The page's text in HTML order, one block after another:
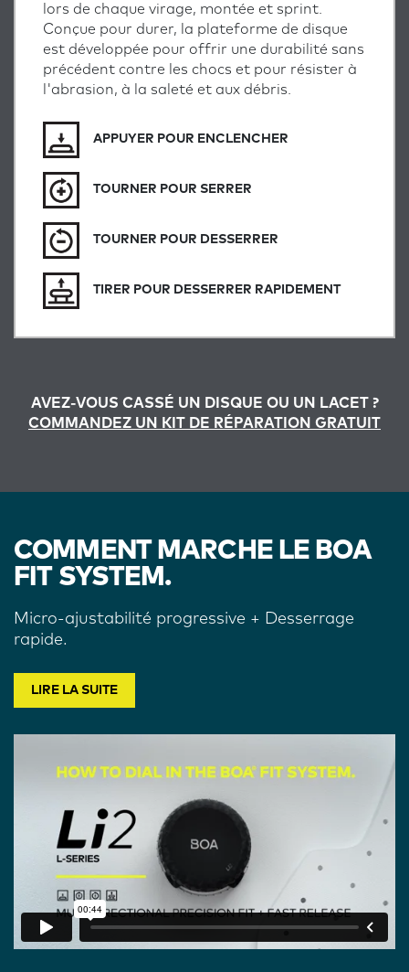
lors de chaque virage, montée et sprint.
Conçue pour durer, la plateforme de disque
est développée pour offrir une durabilité sans
précédent contre les chocs et pour résister à
l'abrasion, à la saleté et aux débris.
APPUYER POUR ENCLENCHER
TOURNER POUR SERRER
TOURNER POUR DESSERRER
TIRER POUR DESSERRER RAPIDEMENT
AVEZ-VOUS CASSÉ UN DISQUE OU UN LACET ?
COMMANDEZ UN KIT DE RÉPARATION GRATUIT
COMMENT MARCHE LE BOA
FIT SYSTEM.
Micro-ajustabilité progressive + Desserrage
rapide.
LIRE LA SUITE